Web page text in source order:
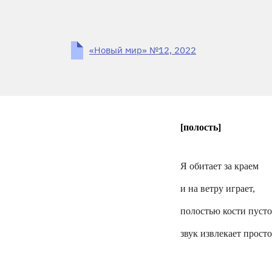
«Новый мир» №12, 2022
[полость]
Я обитает за краем
и на ветру играет,
полостью кости
звук извлекает